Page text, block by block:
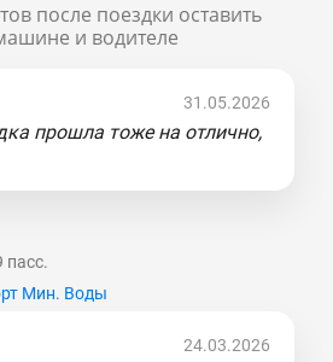
после поездки оставить
и водителе
31.05.2026
прошла тоже на отлично,
пасс.
Мин. Воды
24.03.2026